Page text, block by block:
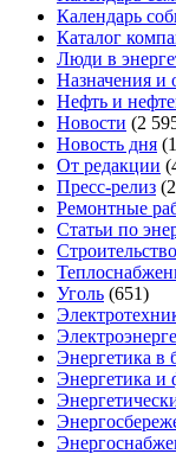
Календарь
Каталог
Люди в
Назначения и
Нефть и
Новости (2
Новость дня
От редакции
Пресс-релиз
Ремонтные
Статьи по
Уголь (651)
Энергетика в
Энергетика